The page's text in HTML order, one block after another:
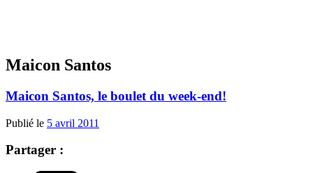
Maicon Santos
Maicon Santos, le boulet du week-end!
Publié le 5 avril 2011
Partager :